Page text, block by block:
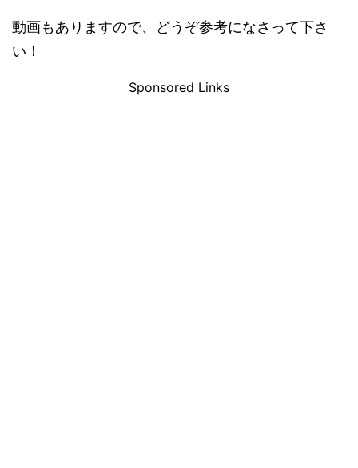
動画もありますので、どうぞ参考になさって下さ
い！
Sponsored Links